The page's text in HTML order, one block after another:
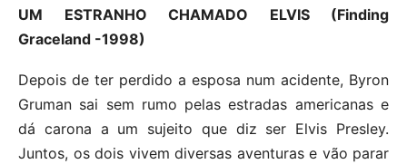
UM ESTRANHO CHAMADO ELVIS (Finding
Graceland -1998)
Depois de ter perdido a esposa num acidente, Byron
Gruman sai sem rumo pelas estradas americanas e
dá carona a um sujeito que diz ser Elvis Presley.
Juntos, os dois vivem diversas aventuras e vão parar